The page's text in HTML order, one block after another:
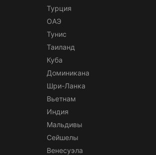
Турция
ОАЭ
Тунис
Таиланд
Куба
Доминикана
Шри-Ланка
Вьетнам
Индия
Мальдивы
Сейшелы
Венесуэла